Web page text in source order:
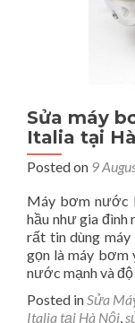
Sửa máy
Italia tại
Posted on 9
Máy bơm nước
hầu như gia
rất tin dùng
gọn là máy bơm
nước mạnh và
Posted inSửa
Italia tại Hà Nội,